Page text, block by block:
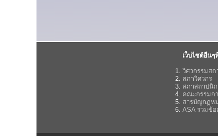
เว็บไซต์อื่นๆ
วิศวกรรมสถ
สภาวิศวกร
สภาสถาปนิก
คณะกรรมก
สารบัญกฏห
ASA รวมข้